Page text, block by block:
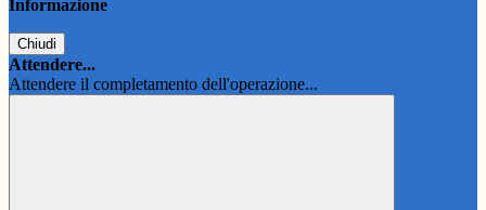
Informazione
Chiudi
Attendere...
Attendere il completamento dell'operazione...